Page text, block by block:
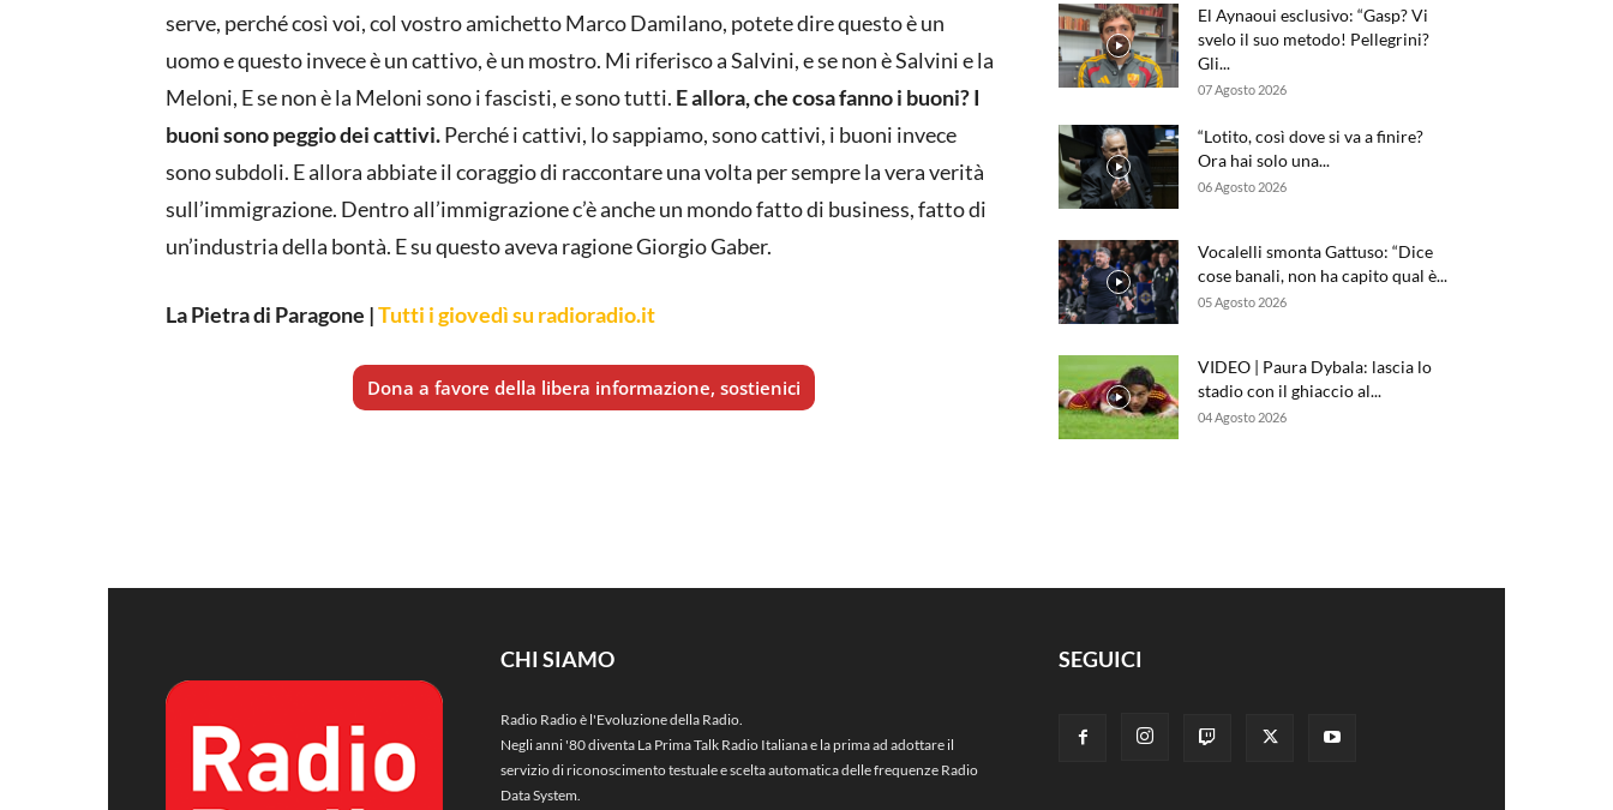
serve, perché così voi, col vostro amichetto Marco Damilano, potete dire questo è un
uomo e questo invece è un cattivo, è un mostro. Mi riferisco a Salvini, e se non è Salvini e la
Meloni, E se non è la Meloni sono i fascisti, e sono tutti. E allora, che cosa fanno i buoni? I
buoni sono peggio dei cattivi.Perché i cattivi, lo sappiamo, sono cattivi, i buoni invece
sono subdoli. E allora abbiate il coraggio di raccontare una volta per sempre la vera verità
sull’immigrazione. Dentro all’immigrazione c’è anche un mondo fatto di business, fatto di
un’industria della bontà. E su questo aveva ragione Giorgio Gaber.
La Pietra di Paragone |Tutti i giovedì su radioradio.it
Dona a favore della libera informazione, sostienici
El Aynaoui esclusivo: “Gasp? Vi
svelo il suo metodo! Pellegrini?
Gli...
07 Agosto 2026
“Lotito, così dove si va a finire?
Ora hai solo una...
06 Agosto 2026
Vocalelli smonta Gattuso: “Dice
cose banali, non ha capito qual è...
05 Agosto 2026
VIDEO | Paura Dybala: lascia lo
stadio con il ghiaccio al...
04 Agosto 2026
CHI SIAMO
Radio Radio è l'Evoluzione della Radio.
Negli anni '80 diventa La Prima Talk Radio Italiana e la prima ad adottare il
servizio di riconoscimento testuale e scelta automatica delle frequenze Radio
Data System.
SEGUICI